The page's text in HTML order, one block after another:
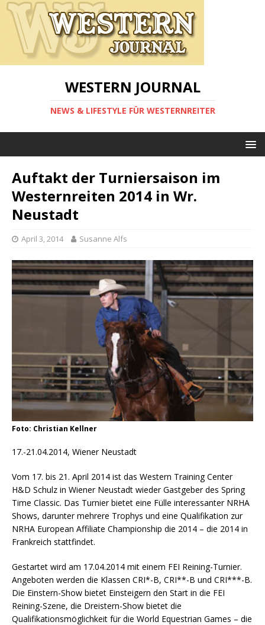
WESTERN JOURNAL
NEWS & LIFESTYLE FÜR WESTERNREITER
Auftakt der Turniersaison im
Westernreiten 2014 in Wr.
Neustadt
April 3, 2014 Susanne Alfs
Foto: Christian Kellner
17.-21.04.2014, Wiener Neustadt
Vom 17. bis 21. April 2014 ist das Western Training Center
H&D Schulz in Wiener Neustadt wieder Gastgeber des Spring
Time Classic. Das Turnier bietet eine Fülle interessanter NRHA
Shows, darunter mehrere Trophys und eine Qualifikation zur
NRHA European Affiliate Championship die 2014 – die 2014 in
Frankreich stattfindet.
Gestartet wird am 17.04.2014 mit einem FEI Reining-Turnier.
Angeboten werden die Klassen CRI*-B, CRI**-B und CRI***-B.
Die Einstern-Show bietet Einsteigern den Start in die FEI
Reining-Szene, die Dreistern-Show bietet die
Qualifikationsmöglichkeit für die World Equestrian Games – die